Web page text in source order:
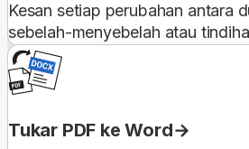
Kesan setiap perubahan antara
sebelah-menyebelah atau
Tukar PDF ke Word